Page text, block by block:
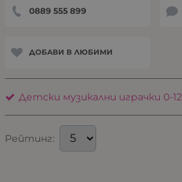
0889 555 899
ДОБАВИ В ЛЮБИМИ
Детски музикални играчки 0-
Рейтинг: